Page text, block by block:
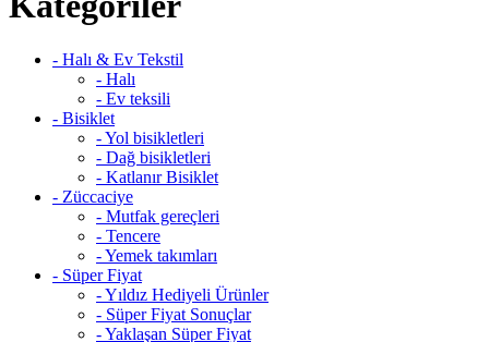
- Halı & Ev Tekstil
- Halı
- Ev teksili
- Bisiklet
- Yol bisikletleri
- Dağ bisikletleri
- Katlanır Bisiklet
- Züccaciye
- Mutfak gereçleri
- Tencere
- Yemek takımları
- Süper Fiyat
- Yıldız Hediyeli Ürünler
- Süper Fiyat Sonuçlar
- Yaklaşan Süper Fiyat